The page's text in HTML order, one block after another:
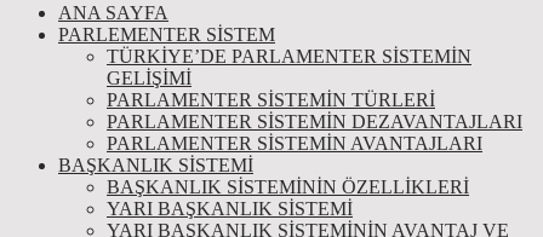
ANA SAYFA
PARLEMENTER SİSTEM
TÜRKIYE’DE PARLAMENTER SISTEMIN
GELIŞIMI
PARLAMENTER SİSTEMİN TÜRLERİ
PARLAMENTER SİSTEMİN DEZAVANTAJLARI
PARLAMENTER SİSTEMİN AVANTAJLARI
BAŞKANLIK SİSTEMİ
BAŞKANLIK SISTEMININ ÖZELLIKLERI
YARI BAŞKANLIK SISTEMI
YARI BAŞKANLIK SISTEMININ AVANTAJ VE